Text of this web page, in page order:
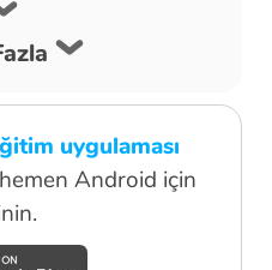
uygulaması
Android için